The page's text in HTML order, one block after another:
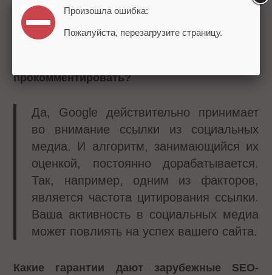
Недавно читал новость, что
прокомментировать?
Да, Google действительно принимает
во внимание ссылки из социальных
медиа. И алгоритм, занимающийся их
оценкой, постоянно дорабатывается.
Так, например, одним из факторов,
является частота цитирования ссылки.
Ваша активность в социальных медиа
может повлиять на успех вашего сайта.
Какие гарантии дают зарубежные SEO-
Произошла ошибка:
Пожалуйста, перезагрузите страницу.